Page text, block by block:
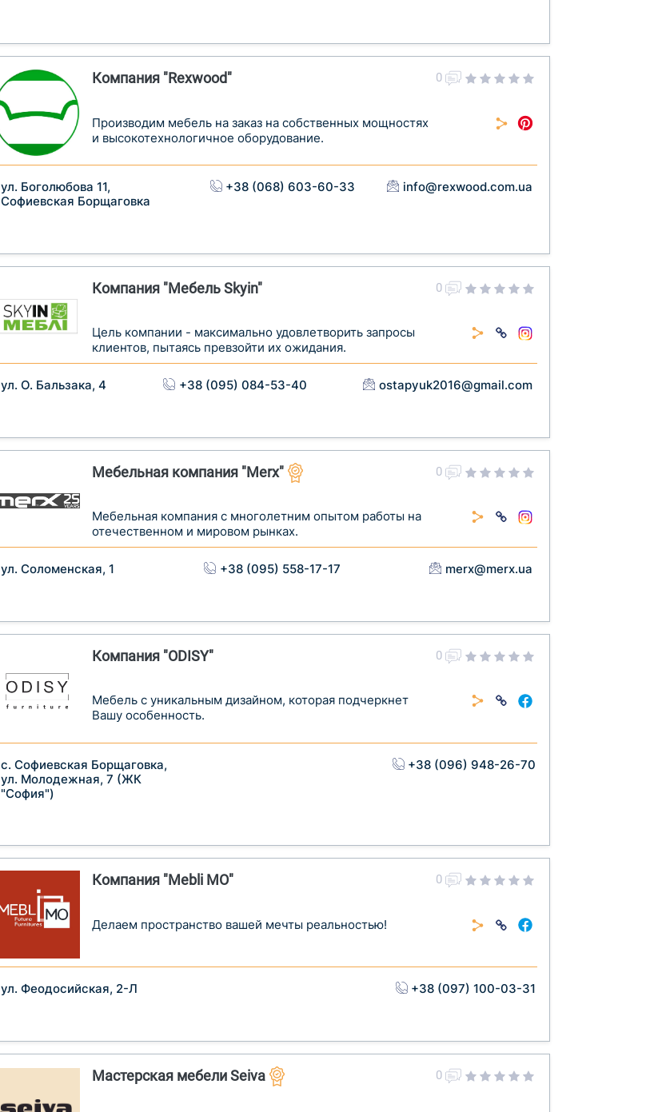
Компания "Rexwood"
Производим мебель на заказ на собственных мощностях
и высокотехнологичное оборудование.
0
ул. Боголюбова 11,
Софиевская Борщаговка
+38 (068) 603-60-33 info@rexwood.com.ua
Компания "Мебель Skyin"
Цель компании - максимально удовлетворить запросы
клиентов, пытаясь превзойти их ожидания.
0
ул. О. Бальзака, 4 +38 (095) 084-53-40 ostapyuk2016@gmail.com
Мебельная компания "Merx"
Мебельная компания с многолетним опытом работы на
отечественном и мировом рынках.
0
ул. Соломенская, 1 +38 (095) 558-17-17 merx@merx.ua
Компания "ODISY"
Мебель с уникальным дизайном, которая подчеркнет
Вашу особенность.
0
с. Софиевская Борщаговка,
ул. Молодежная, 7 (ЖК
"София")
+38 (096) 948-26-70
Компания "Mebli MO"
Делаем пространство вашей мечты реальностью!
0
ул. Феодосийская, 2-Л +38 (097) 100-03-31
Мастерская мебели Seiva 0